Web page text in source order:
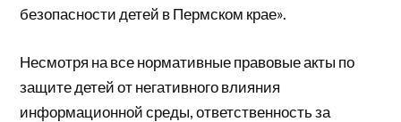
безопасности детей в Пермском крае».
Несмотря на все нормативные правовые акты по
защите детей от негативного влияния
информационной среды, ответственность за